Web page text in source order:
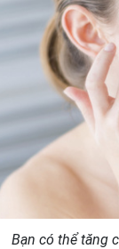
Bạn có thể tăng